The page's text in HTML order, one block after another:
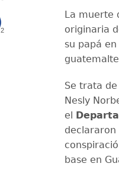
2
La muerte
originaria
su papá
Se trata de
Nesly
el
declararon
base en